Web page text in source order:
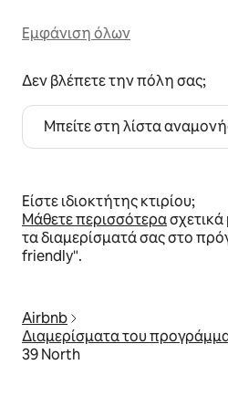
Εμφάνιση όλων
Δεν βλέπετε την πόλη σας;
Μπείτε στη λίστα
Είστε ιδιοκτήτης κτιρίου;
Μάθετε περισσότερα
τα διαμερίσματά σας στο
friendly".
Airbnb
Διαμερίσματα του
39 North